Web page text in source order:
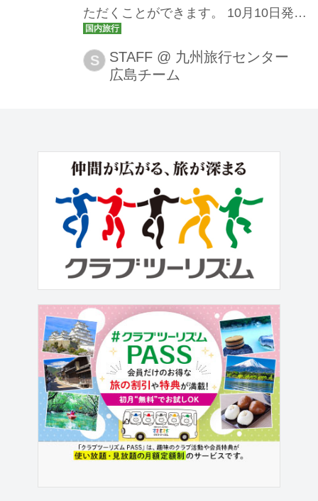
ただくことができます。 10月10日発行
のカタログをひと足早くデジタルカタ
ログでお届けします！ カタログに掲載
しているおすすめツアーもご紹介しま
ラブツーリズムのツアーをご紹介する
カタログをインターネット上で閲覧で
きます。 おすすめツアーのご紹介
【1】神在祭の期間に行く「出雲大社」
団体祈祷』＜GoToトラベル事業支援対
象/30名以下＞ 『神在祭の期間に行く
「出雲大社」団体祈祷』＜GoToトラベ
S STAFF @ 九州旅行センター
広島チーム